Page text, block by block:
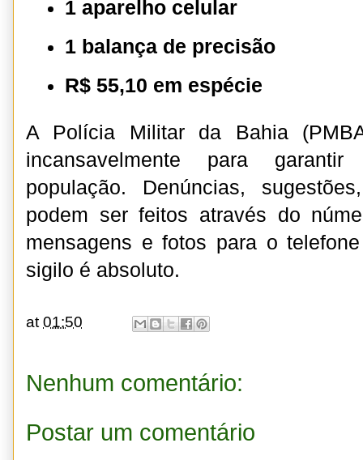
1 aparelho celular
1 balança de precisão
R$ 55,10 em espécie
A Polícia Militar da Bahia
incansavelmente para
população. Denúncias,
podem ser feitos através do
mensagens e fotos para o
sigilo é absoluto.
at 01:50
Nenhum comentário:
Postar um comentário